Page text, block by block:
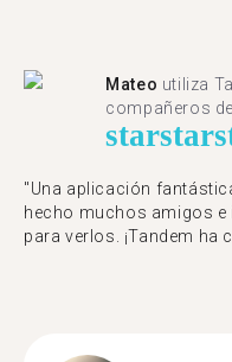
Mateo utiliza
compañeros
starstar
"Una aplicación
hecho muchos amigos
para verlos. ¡Tandem ha